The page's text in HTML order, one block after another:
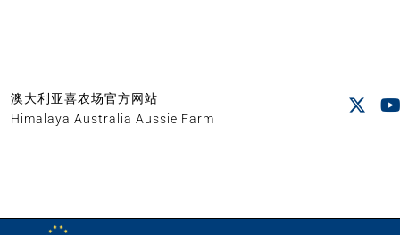
澳大利亚喜农场官方网站
Himalaya Australia Aussie Farm